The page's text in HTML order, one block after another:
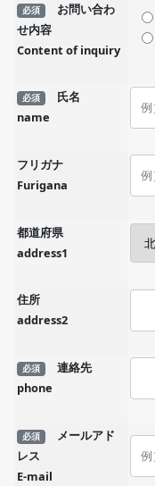
必須
お問い合わ
せ内容
Content of inquiry
必須
氏名
name
フリガナ
Furigana
都道府県
address1
住所
address2
必須
連絡先
phone
必須
メールアド
レス
E-mail